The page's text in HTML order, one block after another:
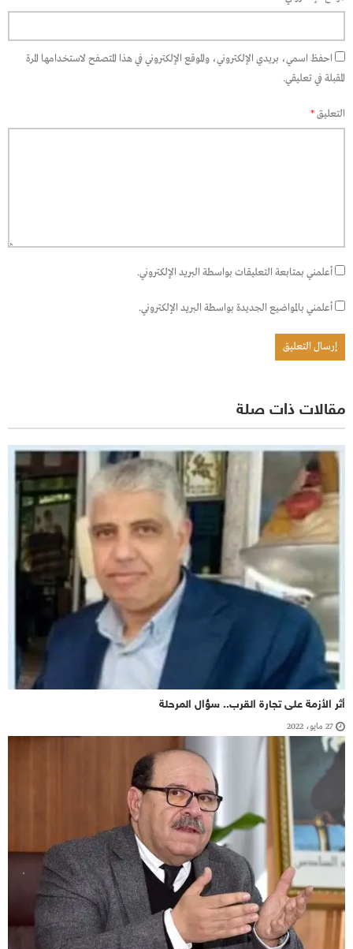
احفظ اسمي، بريدي الإلكتروني، والموقع الإلكتروني في هذا المتصفح لاستخدامها المرة
المقبلة في تعليقي.
التعليق*
أعلمني بمتابعة التعليقات بواسطة البريد الإلكتروني.
أعلمني بالمواضيع الجديدة بواسطة البريد الإلكتروني.
مقالات ذات صلة
أثر الأزمة على تجارة القرب.. سؤال المرحلة
27 مايو، 2022